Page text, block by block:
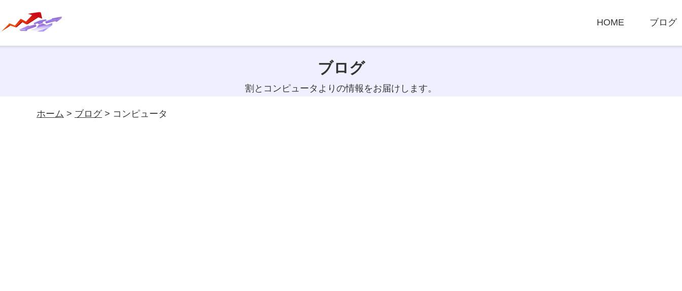
HOME ブログ
ブログ
割とコンピュータよりの情報をお届けします。
ホーム > ブログ> コンピュータ